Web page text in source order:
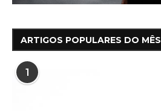
ARTIGOS POPULARES DO MÊS
1